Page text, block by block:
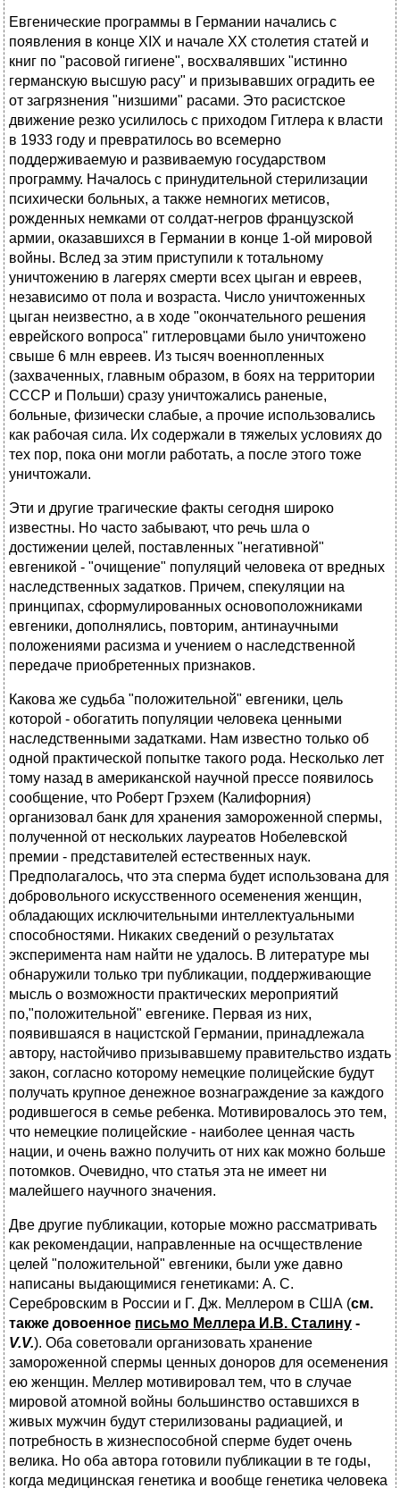
Евгенические программы в Германии начались с
появления в конце ХIХ и начале ХХ столетия статей и
книг по "расовой гигиене", восхвалявших "истинно
германскую высшую расу" и призывавших оградить ее
от загрязнения "низшими" расами. Это расистское
движение резко усилилось с приходом Гитлера к власти
в 1933 году и превратилось во всемерно
поддерживаемую и развиваемую государством
программу. Началось с принудительной стерилизации
психически больных, а также немногих метисов,
рожденных немками от солдат-негров французской
армии, оказавшихся в Германии в конце 1-ой мировой
войны. Вслед за этим приступили к тотальному
уничтожению в лагерях смерти всех цыган и евреев,
независимо от пола и возраста. Число уничтоженных
цыган неизвестно, а в ходе "окончательного решения
еврейского вопроса" гитлеровцами было уничтожено
свыше 6 млн евреев. Из тысяч военнопленных
(захваченных, главным образом, в боях на территории
СССР и Польши) сразу уничтожались раненые,
больные, физически слабые, а прочие использовались
как рабочая сила. Их содержали в тяжелых условиях до
тех пор, пока они могли работать, а после этого тоже
уничтожали.
Эти и другие трагические факты сегодня широко
известны. Но часто забывают, что речь шла о
достижении целей, поставленных "негативной"
евгеникой - "очищение" популяций человека от вредных
наследственных задатков. Причем, спекуляции на
принципах, сформулированных основоположниками
евгеники, дополнялись, повторим, антинаучными
положениями расизма и учением о наследственной
передаче приобретенных признаков.
Какова же судьба "положительной" евгеники, цель
которой - обогатить популяции человека ценными
наследственными задатками. Нам известно только об
одной практической попытке такого рода. Несколько лет
тому назад в американской научной прессе появилось
сообщение, что Роберт Грэхем (Калифорния)
организовал банк для хранения замороженной спермы,
полученной от нескольких лауреатов Нобелевской
премии - представителей естественных наук.
Предполагалось, что эта сперма будет использована для
добровольного искусственного осеменения женщин,
обладающих исключительными интеллектуальными
способностями. Никаких сведений о результатах
эксперимента нам найти не удалось. В литературе мы
обнаружили только три публикации, поддерживающие
мысль о возможности практических мероприятий
по,"положительной" евгенике. Первая из них,
появившаяся в нацистской Германии, принадлежала
автору, настойчиво призывавшему правительство издать
закон, согласно которому немецкие полицейские будут
получать крупное денежное вознаграждение за каждого
родившегося в семье ребенка. Мотивировалось это тем,
что немецкие полицейские - наиболее ценная часть
нации, и очень важно получить от них как можно больше
потомков. Очевидно, что статья эта не имеет ни
малейшего научного значения.
Две другие публикации, которые можно рассматривать
как рекомендации, направленные на осчществление
целей "положительной" евгеники, были уже давно
написаны выдающимися генетиками: А. С.
Серебровским в России и Г. Дж. Меллером в США (см.
также довоенное письмо Меллера И.В. Сталину -
V.V.). Оба советовали организовать хранение
замороженной спермы ценных доноров для осеменения
ею женщин. Меллер мотивировал тем, что в случае
мировой атомной войны большинство оставшихся в
живых мужчин будут стерилизованы радиацией, и
потребность в жизнеспособной сперме будет очень
велика. Но оба автора готовили публикации в те годы,
когда медицинская генетика и вообще генетика человека